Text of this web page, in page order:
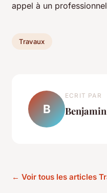
appel à un
Travaux
B
ECRIT PAR
Benjamin
← Voir tous les articles